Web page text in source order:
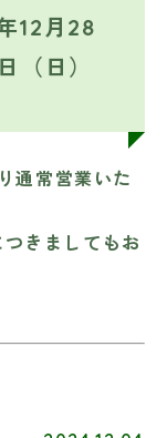
月28
（日）
通常営業いた
きましてもお